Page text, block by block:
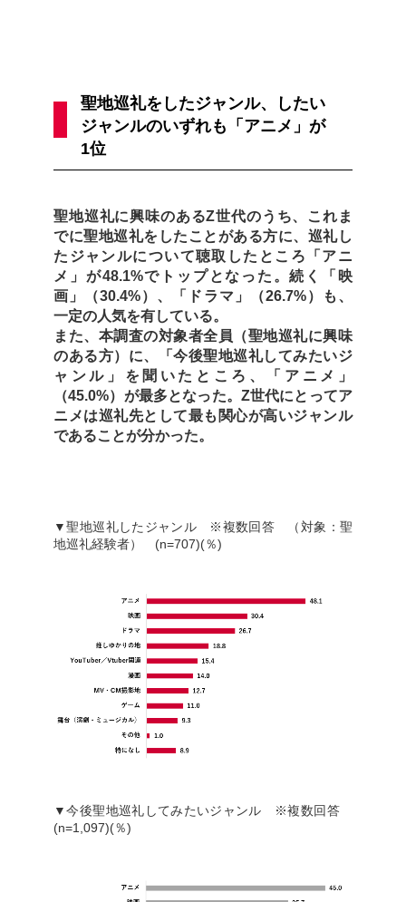
聖地巡礼をしたジャンル、したい
ジャンルのいずれも「アニメ」が
1位
聖地巡礼に興味のあるZ世代のうち、これま
でに聖地巡礼をしたことがある方に、巡礼し
たジャンルについて聴取したところ「アニ
メ」が48.1%でトップとなった。続く「映
画」（30.4%）、「ドラマ」（26.7%）も、
一定の人気を有している。
また、本調査の対象者全員（聖地巡礼に興味
のある方）に、「今後聖地巡礼してみたいジ
ャンル」を聞いたところ、「アニメ」
（45.0%）が最多となった。Z世代にとってア
ニメは巡礼先として最も関心が高いジャンル
であることが分かった。
▼聖地巡礼したジャンル ※複数回答 （対象：聖
地巡礼経験者） (n=707)(％)
▼今後聖地巡礼してみたいジャンル ※複数回答
(n=1,097)(％)